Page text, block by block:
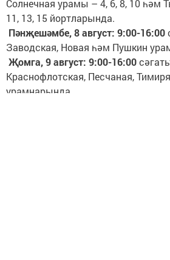
Солнечная урамы – 4, 6, 8, 10
11, 13, 15 йортларында.
Пәнҗешәмбе, 8 август: 9:00-16:00
Заводская, Новая һәм Пушкин
Җомга, 9 август: 9:00-16:00
Краснофлотская, Песчаная,
урамнарында.